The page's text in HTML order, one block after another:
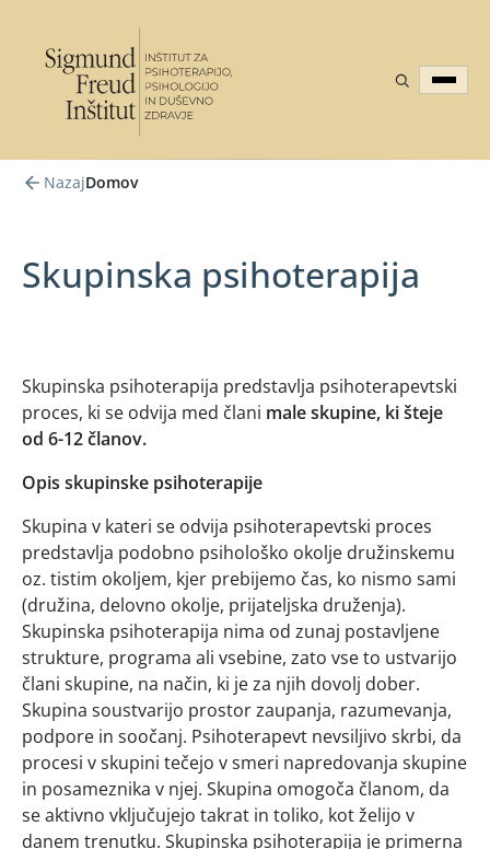
NazajDomov
Skupinska psihoterapija
Skupinska psihoterapija predstavlja psihoterapevtski
proces, ki se odvija med člani male skupine, ki šteje
od 6-12 članov.
Opis skupinske psihoterapije
Skupina v kateri se odvija psihoterapevtski proces
predstavlja podobno psihološko okolje družinskemu
oz. tistim okoljem, kjer prebijemo čas, ko nismo sami
(družina, delovno okolje, prijateljska druženja).
Skupinska psihoterapija nima od zunaj postavljene
strukture, programa ali vsebine, zato vse to ustvarijo
člani skupine, na način, ki je za njih dovolj dober.
Skupina soustvarijo prostor zaupanja, razumevanja,
podpore in soočanj. Psihoterapevt nevsiljivo skrbi, da
procesi v skupini tečejo v smeri napredovanja skupine
in posameznika v njej. Skupina omogoča članom, da
se aktivno vključujejo takrat in toliko, kot želijo v
danem trenutku. Skupinska psihoterapija je primerna